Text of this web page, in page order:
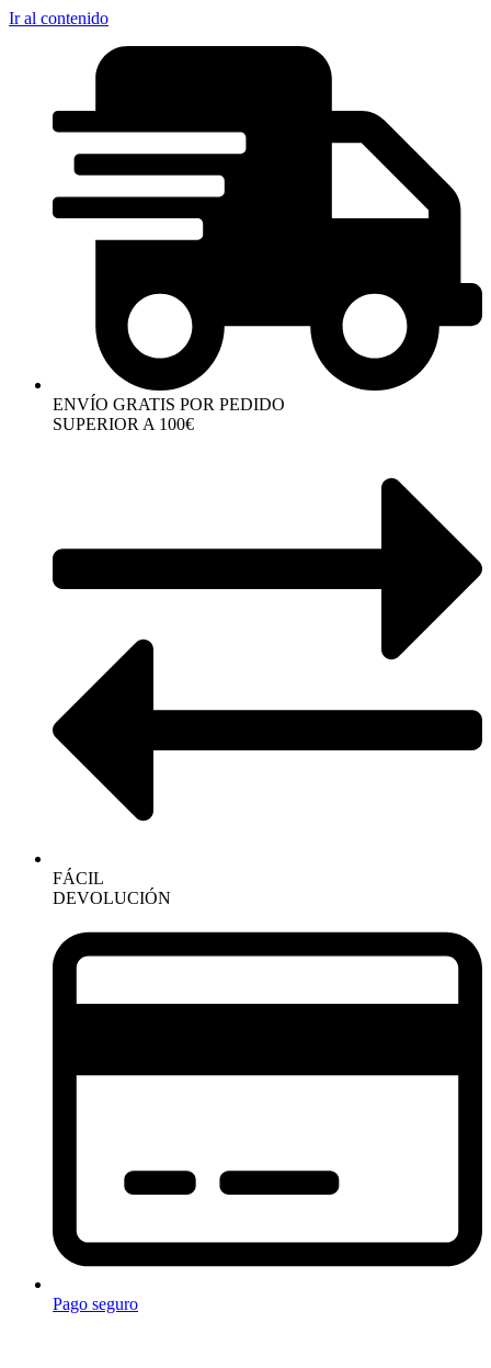
Ir al contenido
ENVÍO GRATIS POR PEDIDO
SUPERIOR A 100€
FÁCIL
DEVOLUCIÓN
Pago seguro